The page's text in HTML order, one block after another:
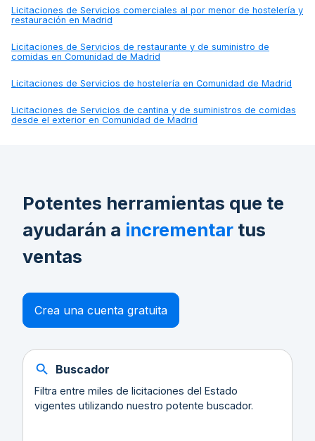
Licitaciones de Servicios comerciales al por menor de hostelería y
restauración en Madrid
Licitaciones de Servicios de restaurante y de suministro de
comidas en Comunidad de Madrid
Licitaciones de Servicios de hostelería en Comunidad de Madrid
Licitaciones de Servicios de cantina y de suministros de comidas
desde el exterior en Comunidad de Madrid
Potentes herramientas que te
ayudarán a incrementar tus
ventas
Crea una cuenta gratuita
Buscador
Filtra entre miles de licitaciones del Estado
vigentes utilizando nuestro potente buscador.